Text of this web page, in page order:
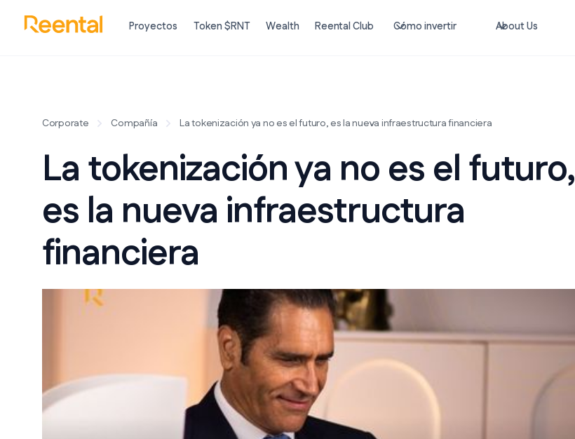
Proyectos Token $RNT Wealth Reental Club Cómo invertir About Us
Corporate Compañía La tokenización ya no es el futuro, es la nueva infraestructura financiera
La tokenización ya no es el futuro,
es la nueva infraestructura
financiera